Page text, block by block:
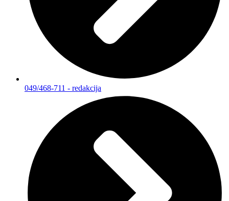
049/468-711 - redakcija